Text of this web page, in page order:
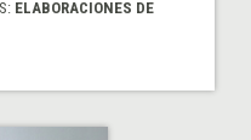
ELABORACIONES DE